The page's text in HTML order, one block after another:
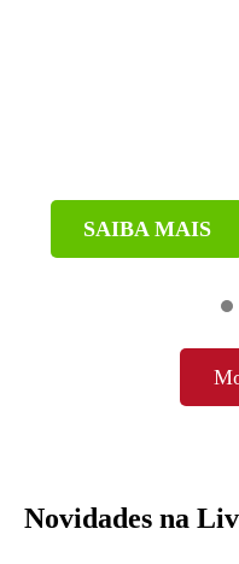
SAIBA MAIS
Novidades na